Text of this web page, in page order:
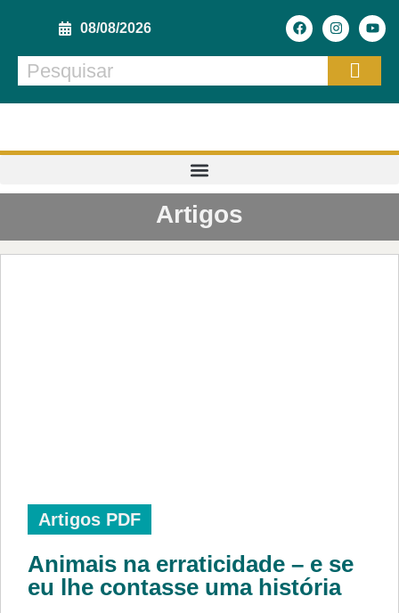
08/08/2026
Artigos
Artigos PDF
Animais na erraticidade – e se
eu lhe contasse uma história